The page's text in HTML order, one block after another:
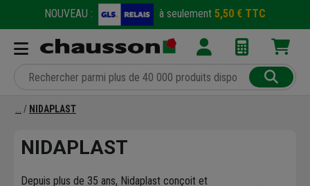
NOUVEAU : à seulement 5,50 € TTC
NIDAPLAST
NIDAPLAST
Depuis plus de 35 ans, Nidaplast conçoit et